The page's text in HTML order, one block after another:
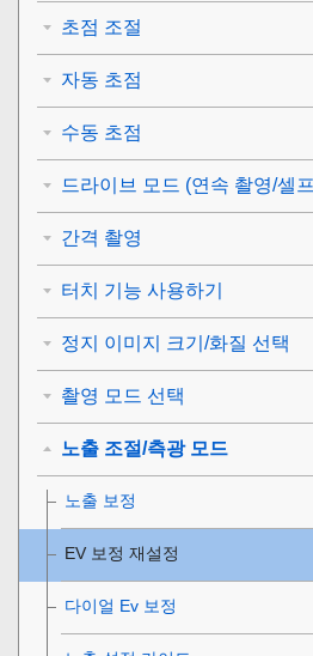
초점 조절
자동 초점
수동 초점
드라이브 모드 (연속 촬영/셀
간격 촬영
터치 기능 사용하기
정지 이미지 크기/화질 선택
촬영 모드 선택
노출 조절/측광 모드
노출 보정
EV 보정 재설정
다이얼 Ev 보정